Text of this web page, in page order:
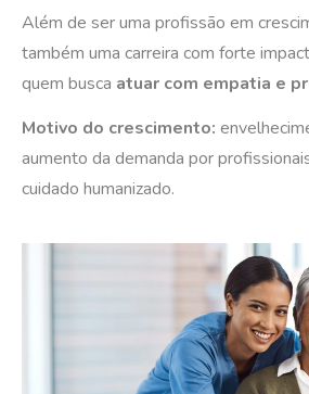
Além de ser uma profissão em
também uma carreira com forte
quem busca atuar com empatia e
Motivo do crescimento:
aumento da demanda por
cuidado humanizado.